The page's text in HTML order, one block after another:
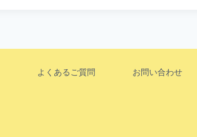
よくあるご質問 お問い合わせ